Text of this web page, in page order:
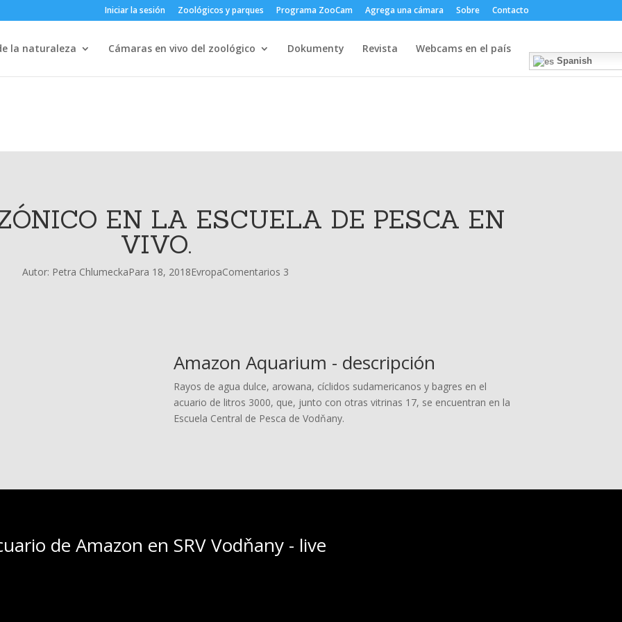
Iniciar la sesión Zoológicos y parques Programa ZooCam Agrega una cámara Sobre Contacto
la naturaleza Cámaras en vivo del zoológico Dokumenty Revista Webcams en el país
Spanish
EN LA ESCUELA DE PESCA EN
VIVO.
Autor: Petra ChlumeckaPara 18, 2018EvropaComentarios 3
Amazon Aquarium - descripción
Rayos de agua dulce, arowana, cíclidos sudamericanos y bagres en el
acuario de litros 3000, que, junto con otras vitrinas 17, se encuentran en la
Escuela Central de Pesca de Vodňany.
de Amazon en SRV Vodňany - live